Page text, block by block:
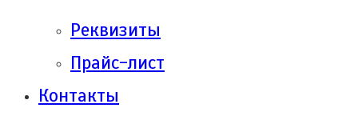
Реквизиты
Прайс-лист
Контакты